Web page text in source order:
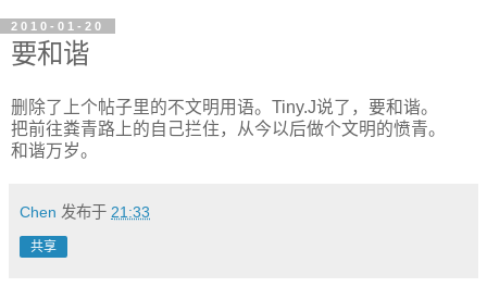
2010-01-20
要和谐
删除了上个帖子里的不文明用语。Tiny.J说了，要和谐。
把前往粪青路上的自己拦住，从今以后做个文明的愤青。
和谐万岁。
Chen 发布于 21:33
共享